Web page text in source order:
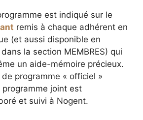
est indiqué sur le
remis à chaque adhérent en
(et aussi disponible en
la section MEMBRES) qui
un aide-mémoire précieux.
de programme « officiel »
joint est
et suivi à Nogent.